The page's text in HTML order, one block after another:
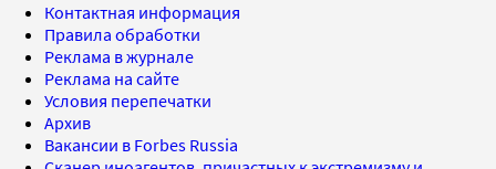
Контактная информация
Правила обработки
Реклама в журнале
Реклама на сайте
Условия перепечатки
Архив
Вакансии в Forbes Russia